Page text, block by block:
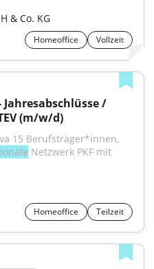
& Co. KG
Homeoffice Vollzeit
Jahresabschlüsse /
(m/w/d)
15 Berufsträger*innen,
Netzwerk PKF mit
Homeoffice Teilzeit